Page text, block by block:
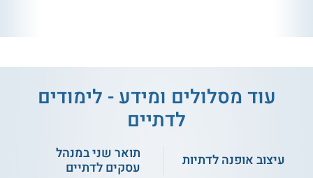
עוד מסלולים ומידע - לימודים
לדתיים
עיצוב אופנה לדתיות
תואר שני במנהל
עסקים לדתיים